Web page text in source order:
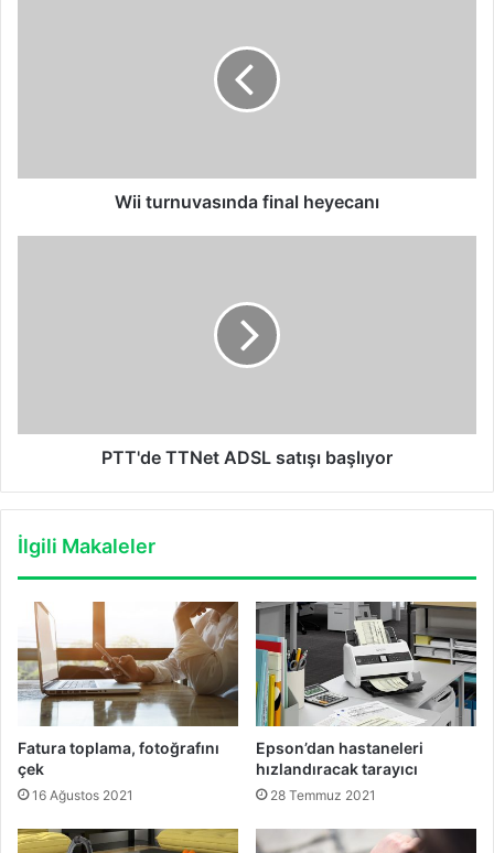
Wii turnuvasında final heyecanı
PTT'de TTNet ADSL satışı başlıyor
İlgili Makaleler
Fatura toplama, fotoğrafını
çek
16 Ağustos 2021
Epson’dan hastaneleri
hızlandıracak tarayıcı
28 Temmuz 2021